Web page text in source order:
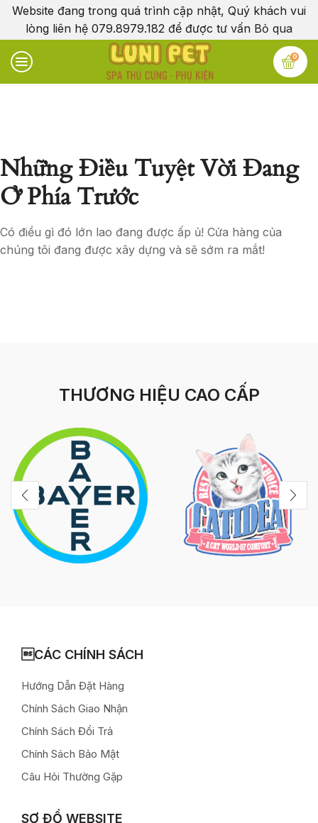
Website đang trong quá trình cập nhật, Quý khách vui
lòng liên hệ 079.8979.182 để được tư vấn Bỏ qua
0
Những Điều Tuyệt Vời Đang
Ở Phía Trước
Có điều gì đó lớn lao đang được ấp ủ! Cửa hàng của
chúng tôi đang được xây dựng và sẽ sớm ra mắt!
THƯƠNG HIỆU CAO CẤP
CÁC CHÍNH SÁCH
Hướng Dẫn Đặt Hàng
Chính Sách Giao Nhận
Chính Sách Đổi Trả
Chính Sách Bảo Mật
Câu Hỏi Thường Gặp
SƠ ĐỒ WEBSITE